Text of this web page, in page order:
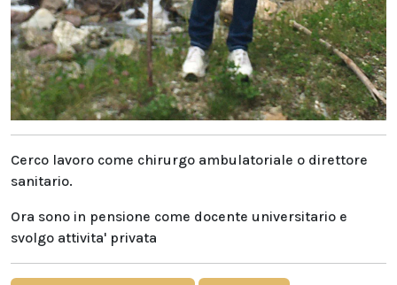
Cerco lavoro come chirurgo ambulatoriale o direttore
sanitario.
Ora sono in pensione come docente universitario e
svolgo attivita' privata